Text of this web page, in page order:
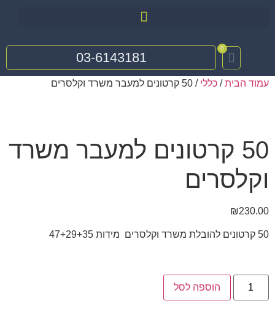
0
03-6143181
עמוד הבית/ כללי / 50 קרטונים למעבר משרד וקלסרים
50 קרטונים למעבר משרד
וקלסרים
₪230.00
50 קרטונים להובלת משרד וקלסרים מידות 47+29+35
הוספה לסל